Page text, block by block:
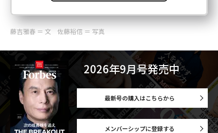
藤吉雅春 ＝ 文 佐藤裕信 ＝ 写真
2026年9月号発売中
最新号の購入はこちらから
メンバーシップに登録する